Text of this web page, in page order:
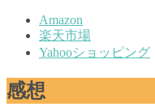
Amazon
楽天市場
Yahooショッピング
感想